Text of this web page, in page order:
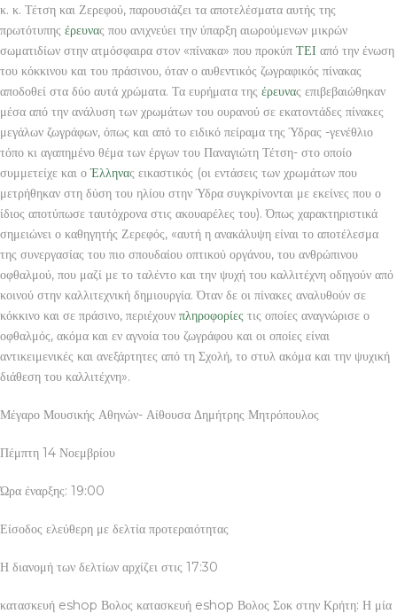
κ. κ. Τέτση και Ζερεφού, παρουσιάζει τα αποτελέσματα αυτής της
πρωτότυπης έρευνας που ανιχνεύει την ύπαρξη αιωρούμενων μικρών
σωματιδίων στην ατμόσφαιρα στον «πίνακα» που προκύπ ΤΕΙ από την ένωση
του κόκκινου και του πράσινου, όταν ο αυθεντικός ζωγραφικός πίνακας
αποδοθεί στα δύο αυτά χρώματα. Τα ευρήματα της έρευνας επιβεβαιώθηκαν
μέσα από την ανάλυση των χρωμάτων του ουρανού σε εκατοντάδες πίνακες
μεγάλων ζωγράφων, όπως και από το ειδικό πείραμα της Ύδρας -γενέθλιο
τόπο κι αγαπημένο θέμα των έργων του Παναγιώτη Τέτση- στο οποίο
συμμετείχε και οΈλληνας εικαστικός (οι εντάσεις των χρωμάτων που
μετρήθηκαν στη δύση του ηλίου στην Ύδρα συγκρίνονται με εκείνες που ο
ίδιος αποτύπωσε ταυτόχρονα στις ακουαρέλες του). Όπως χαρακτηριστικά
σημειώνει ο καθηγητής Ζερεφός, «αυτή η ανακάλυψη είναι το αποτέλεσμα
της συνεργασίας του πιο σπουδαίου οπτικού οργάνου, του ανθρώπινου
οφθαλμού, που μαζί με το ταλέντο και την ψυχή του καλλιτέχνη οδηγούν από
κοινού στην καλλιτεχνική δημιουργία. Όταν δε οι πίνακες αναλυθούν σε
κόκκινο και σε πράσινο, περιέχουν πληροφορίες τις οποίες αναγνώρισε ο
οφθαλμός, ακόμα και εν αγνοία του ζωγράφου και οι οποίες είναι
αντικειμενικές και ανεξάρτητες από τη Σχολή, το στυλ ακόμα και την ψυχική
διάθεση του καλλιτέχνη».
Μέγαρο Μουσικής Αθηνών- Αίθουσα Δημήτρης Μητρόπουλος
Πέμπτη 14 Νοεμβρίου
Ώρα έναρξης: 19:00
Είσοδος ελεύθερη με δελτία προτεραιότητας
Η διανομή των δελτίων αρχίζει στις 17:30
κατασκευή eshop Βολος κατασκευή eshop Βολος Σοκ στην Κρήτη: Η μία